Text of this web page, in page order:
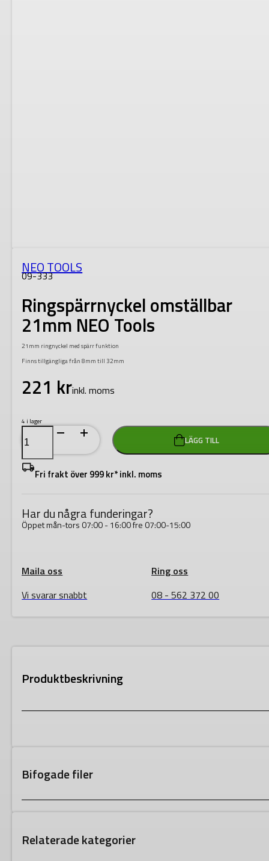
NEO TOOLS
09-333
Ringspärrnyckel omställbar
21mm NEO Tools
21mm ringnyckel med spärr funktion
Finns tillgängliga från 8mm till 32mm
221 krinkl. moms
4 i lager
Ringspärrnyckel
omställbar
21mm
NEO
Tools
mängd
LÄGG TILL
Fri frakt över 999 kr* inkl. moms
Har du några funderingar?
Öppet mån-tors 07:00 - 16:00 fre 07:00-15:00
Maila oss
Vi svarar snabbt
Ring oss
08 - 562 372 00
Produktbeskrivning
Bifogade filer
Relaterade kategorier